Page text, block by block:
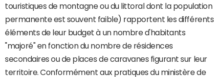
touristiques de montagne ou du littoral dont la population
permanente est souvent faible) rapportent les différents
éléments de leur budget à un nombre d'habitants
"majoré" en fonction du nombre de résidences
secondaires ou de places de caravanes figurant sur leur
territoire. Conformément aux pratiques du ministère de